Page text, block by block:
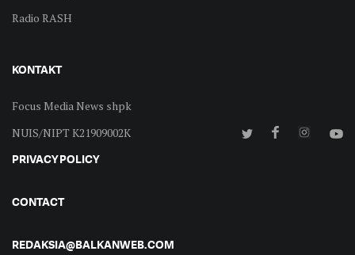
Radio RASH
KONTAKT
Focus Media News shpk
NUIS/NIPT K21909002K
PRIVACY POLICY
CONTACT
REDAKSIA@BALKANWEB.COM